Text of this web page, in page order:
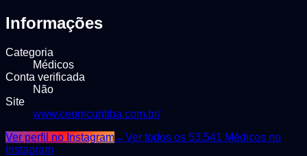
Informações
Categoria
Médicos
Conta verificada
Não
Site
www.ceomcuritiba.com.br/
Ver perfil no Instagram←Ver todos os 53.541 Médicos no
Instagram